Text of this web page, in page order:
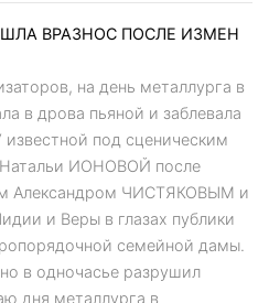
ВРАЗНОС ПОСЛЕ ИЗМЕН
на день металлурга в
в дрова пьяной и заблевала
под сценическим
ИОНОВОЙ после
Александром ЧИСТЯКОВЫМ и
и Веры в глазах публики
семейной дамы.
в одночасье разрушил
дня металлурга в